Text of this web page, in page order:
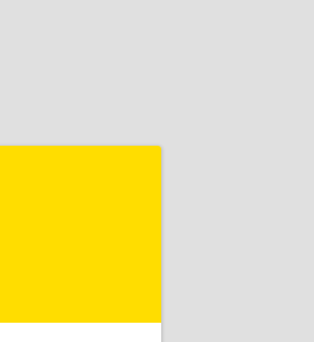
№ 7, оф.416
Подробнее